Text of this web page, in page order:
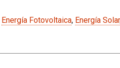
Energía Fotovoltaica, Energía Solar